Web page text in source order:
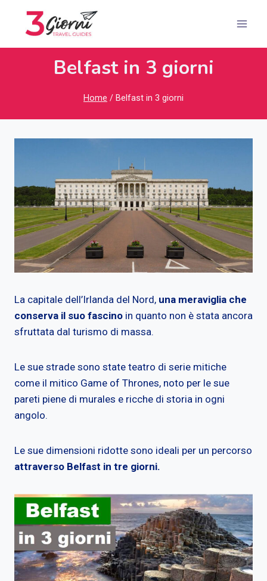
contenuto
Belfast in 3 giorni
Home / Belfast in 3 giorni
La capitale dell’Irlanda del Nord, una meraviglia che
conserva il suo fascino in quanto non è stata ancora
sfruttata dal turismo di massa.
Le sue strade sono state teatro di serie mitiche
come il mitico Game of Thrones, noto per le sue
pareti piene di murales e ricche di storia in ogni
angolo.
Le sue dimensioni ridotte sono ideali per un percorso
attraverso Belfast in tre giorni.